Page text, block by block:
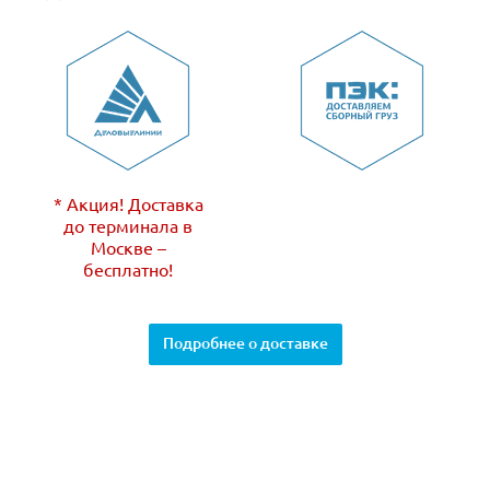
* Акция! Доставка
до терминала в
Москве –
бесплатно!
Подробнее о доставке